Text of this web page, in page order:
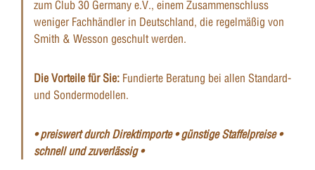
zum Club 30 Germany e.V., einem Zusammenschluss
weniger Fachhändler in Deutschland, die regelmäßig von
Smith & Wesson geschult werden.
Die Vorteile für Sie: Fundierte Beratung bei allen Standard-
und Sondermodellen.
• preiswert durch Direktimporte • günstige Staffelpreise •
schnell und zuverlässig •